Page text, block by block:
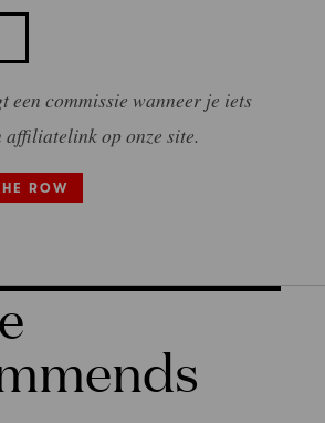
een commissie wanneer je iets
affiliatelink op onze site.
ROW